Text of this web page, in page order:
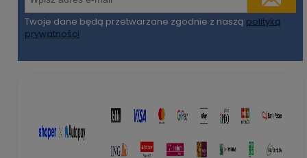
Twoje dane będą przetwarzane zgodnie z naszą polityką
prywatności